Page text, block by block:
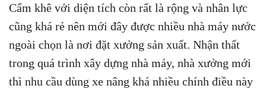
Cẩm khê với diện tích còn rất là rộng và nhân lực
cũng khá rẻ nên mới đây được nhiều nhà máy nước
ngoài chọn là nơi đặt xưởng sản xuất. Nhận thất
trong quá trình xây dựng nhà máy, nhà xưởng mới
thì nhu cầu dùng xe nâng khá nhiều chính điều này